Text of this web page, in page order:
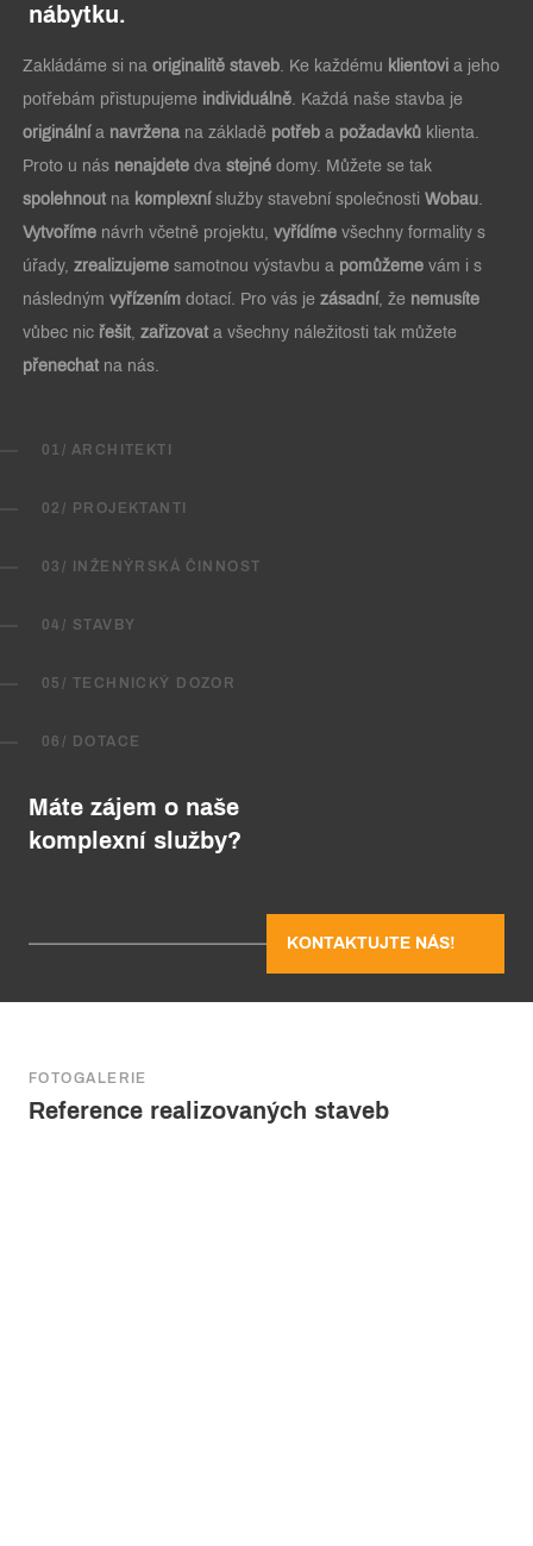
nábytku.
Zakládáme si na originalitě staveb. Ke každému klientovi a jeho
potřebám přistupujeme individuálně. Každá naše stavba je
originální a navržena na základě potřeb a požadavků klienta.
Proto u nás nenajdete dva stejné domy. Můžete se tak
spolehnout na komplexní služby stavební společnosti Wobau.
Vytvoříme návrh včetně projektu, vyřídíme všechny formality s
úřady, zrealizujeme samotnou výstavbu a pomůžeme vám i s
následným vyřízením dotací. Pro vás je zásadní, že nemusíte
vůbec nic řešit, zařizovat a všechny náležitosti tak můžete
přenechat na nás.
01/ ARCHITEKTI
02/ PROJEKTANTI
03/ INŽENÝRSKÁ ČINNOST
04/ STAVBY
05/ TECHNICKÝ DOZOR
06/ DOTACE
Máte zájem o naše
komplexní služby?
KONTAKTUJTE NÁS!
FOTOGALERIE
Reference realizovaných staveb